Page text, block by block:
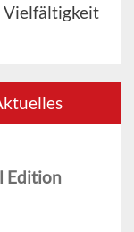
Vielfältigkeit
Edition